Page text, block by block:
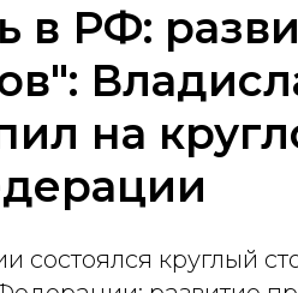
в РФ:
на
состоялся круглый